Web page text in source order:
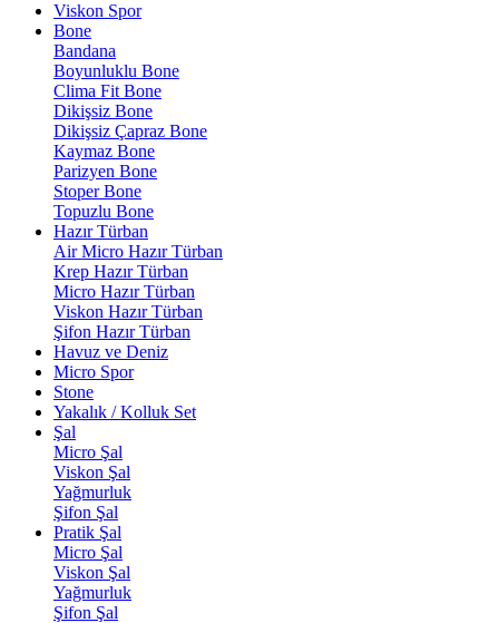
Viskon Spor
Bone
Bandana
Boyunluklu Bone
Clima Fit Bone
Dikişsiz Bone
Dikişsiz Çapraz Bone
Kaymaz Bone
Parizyen Bone
Stoper Bone
Topuzlu Bone
Hazır Türban
Air Micro Hazır Türban
Krep Hazır Türban
Micro Hazır Türban
Viskon Hazır Türban
Şifon Hazır Türban
Havuz ve Deniz
Micro Spor
Stone
Yakalık / Kolluk Set
Şal
Micro Şal
Viskon Şal
Yağmurluk
Şifon Şal
Pratik Şal
Micro Şal
Viskon Şal
Yağmurluk
Şifon Şal